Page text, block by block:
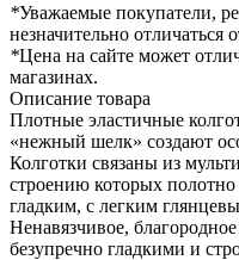
*Уважаемые покупатели,
незначительно отличаться
*Цена на сайте может
магазинах.
Описание товара
Плотные эластичные
«нежный шелк» создают
Колготки связаны из
строению которых полотно
гладким, с легким
Ненавязчивое,
безупречно гладкими и